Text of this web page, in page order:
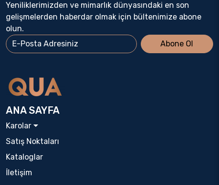
Yeniliklerimizden ve mimarlık dünyasındaki en son
gelişmelerden haberdar olmak için bültenimize abone
olun.
Abone Ol
ANA SAYFA
Karolar
Satış Noktaları
Kataloglar
İletişim